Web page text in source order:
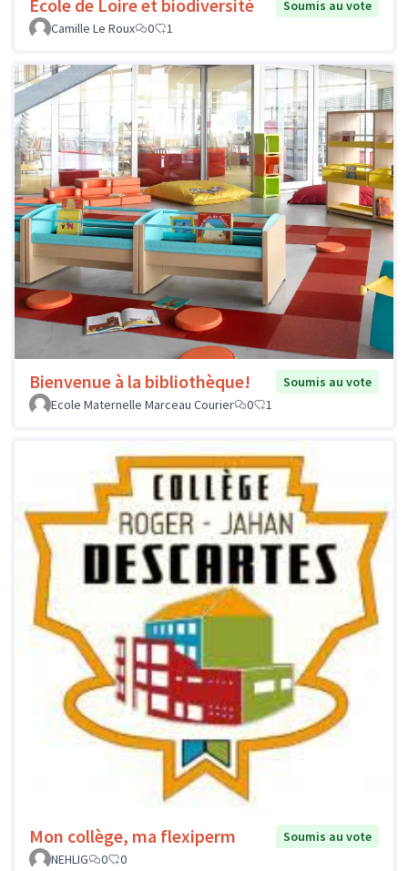
Ecole de Loire et biodiversité
Soumis au vote
Camille Le Roux
0 1
Bienvenue à la bibliothèque!
Soumis au vote
Ecole Maternelle Marceau Courier
0 1
Mon collège, ma flexiperm
Soumis au vote
NEHLIG
0 0